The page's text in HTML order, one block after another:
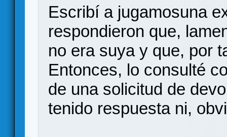
Escribí a jugamosuna
respondieron que,
no era suya y que, por
Entonces, lo consulté
de una solicitud de
tenido respuesta ni,